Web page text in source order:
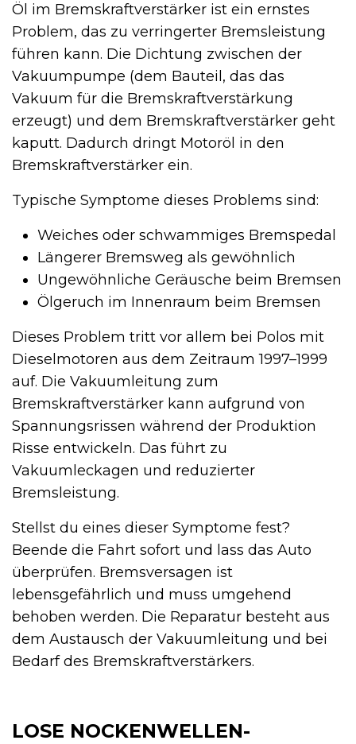
Öl im Bremskraftverstärker ist ein ernstes
Problem, das zu verringerter Bremsleistung
führen kann. Die Dichtung zwischen der
Vakuumpumpe (dem Bauteil, das das
Vakuum für die Bremskraftverstärkung
erzeugt) und dem Bremskraftverstärker geht
kaputt. Dadurch dringt Motoröl in den
Bremskraftverstärker ein.
Typische Symptome dieses Problems sind:
Weiches oder schwammiges Bremspedal
Längerer Bremsweg als gewöhnlich
Ungewöhnliche Geräusche beim Bremsen
Ölgeruch im Innenraum beim Bremsen
Dieses Problem tritt vor allem bei Polos mit
Dieselmotoren aus dem Zeitraum 1997–1999
auf. Die Vakuumleitung zum
Bremskraftverstärker kann aufgrund von
Spannungsrissen während der Produktion
Risse entwickeln. Das führt zu
Vakuumleckagen und reduzierter
Bremsleistung.
Stellst du eines dieser Symptome fest?
Beende die Fahrt sofort und lass das Auto
überprüfen. Bremsversagen ist
lebensgefährlich und muss umgehend
behoben werden. Die Reparatur besteht aus
dem Austausch der Vakuumleitung und bei
Bedarf des Bremskraftverstärkers.
LOSE NOCKENWELLEN-